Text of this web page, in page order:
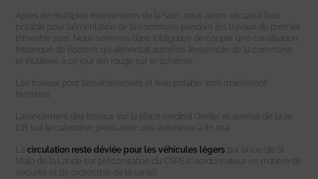
Après de multiples interventions de la Saur, nous avons sécurisé l’eau
potable pour l’alimentation de la commune pendant les travaux du premier
trimestre 2021. Nous sommes dans l’obligation de couper une canalisation
historique de 600mm qui alimentait autrefois l’ensemble de la commune
et inutilisée à ce jour (en rouge sur le schéma).
Les travaux pour l’assainissement et l’eau potable sont maintenant
terminés.
L’avancement des travaux sur la place cardinal Gerlier et avenue de la 2e
DB suit le calendrier prévu avec une échéance à fin mai.
Lacirculation reste déviée pour les véhicules légers par la rue de St
Malo de la Lande sur préconisation du CSPS (coordonnateur en matière de
sécurité et de protection de la santé).